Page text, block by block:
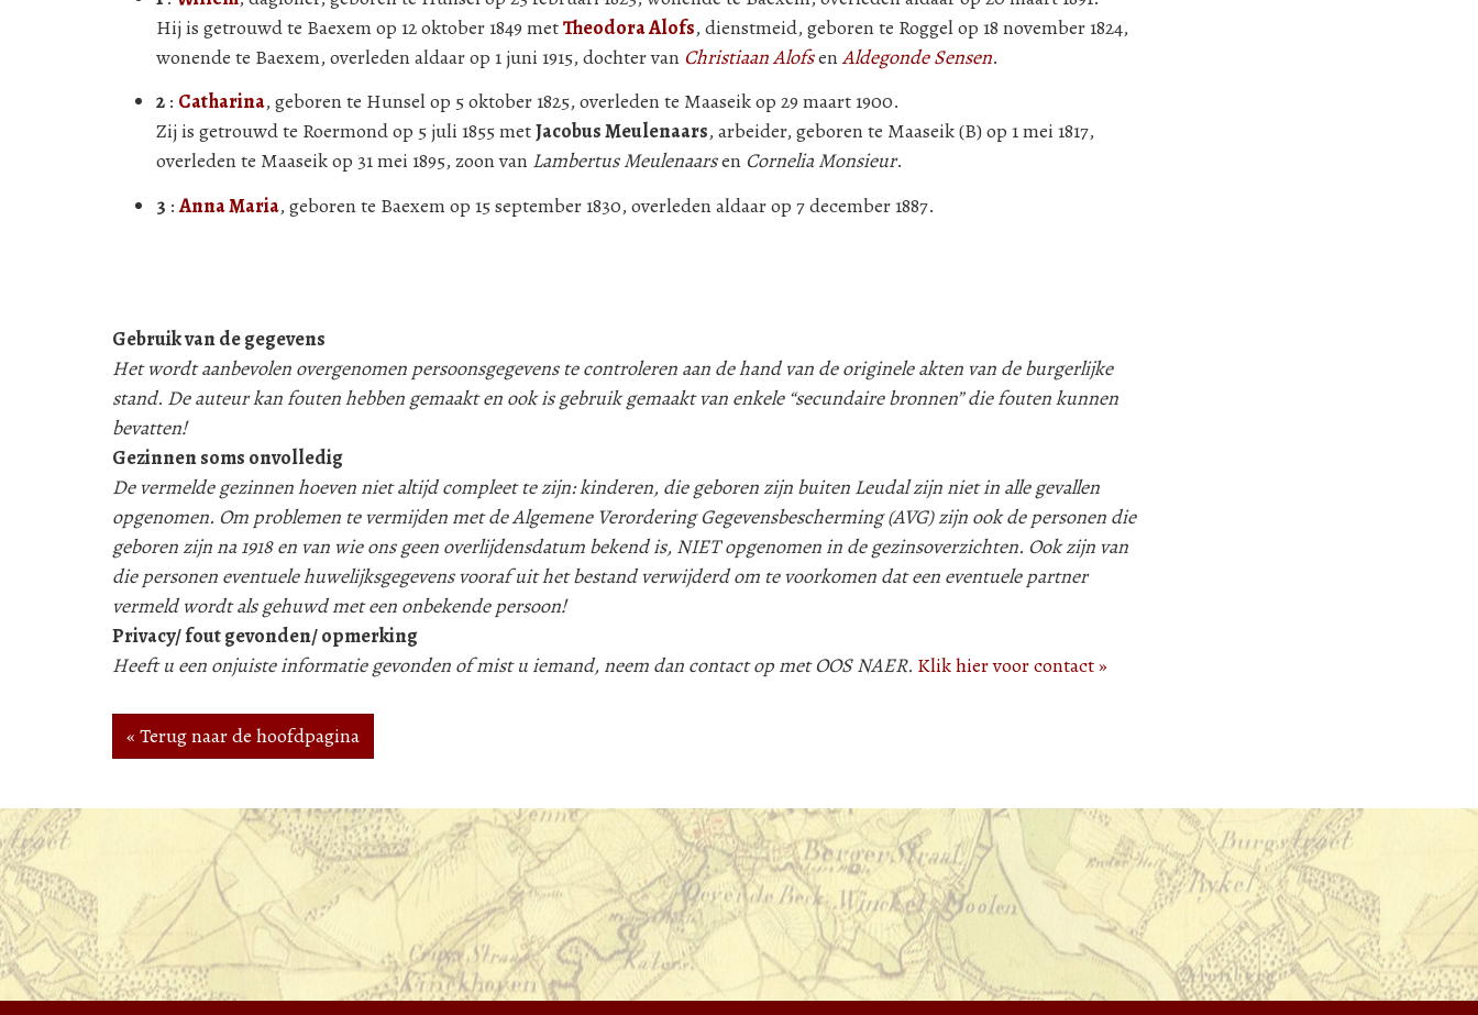
Hij is getrouwd te Baexem op 12 oktober 1849 metTheodora Alofs, dienstmeid, geboren te Roggel op 18 november 1824,
wonende te Baexem, overleden aldaar op 1 juni 1915, dochter van Christiaan AlofsenAldegonde Sensen.
2 : Catharina, geboren te Hunsel op 5 oktober 1825, overleden te Maaseik op 29 maart 1900.
Zij is getrouwd te Roermond op 5 juli 1855 metJacobus Meulenaars, arbeider, geboren te Maaseik (B) op 1 mei 1817,
overleden te Maaseik op 31 mei 1895, zoon van Lambertus Meulenaarsen Cornelia Monsieur.
3 :Anna Maria, geboren te Baexem op 15 september 1830, overleden aldaar op 7 december 1887.
Gebruik van de gegevens
Het wordt aanbevolen overgenomen persoonsgegevens te controleren aan de hand van de originele akten van de burgerlijke
stand. De auteur kan fouten hebben gemaakt en ook is gebruik gemaakt van enkele “secundaire bronnen” die fouten kunnen
bevatten!
Gezinnen soms onvolledig
De vermelde gezinnen hoeven niet altijd compleet te zijn: kinderen, die geboren zijn buiten Leudal zijn niet in alle gevallen
opgenomen. Om problemen te vermijden met de Algemene Verordering Gegevensbescherming (AVG) zijn ook de personen die
geboren zijn na 1918 en van wie ons geen overlijdensdatum bekend is, NIET opgenomen in de gezinsoverzichten. Ook zijn van
die personen eventuele huwelijksgegevens vooraf uit het bestand verwijderd om te voorkomen dat een eventuele partner
vermeld wordt als gehuwd met een onbekende persoon!
Privacy/ fout gevonden/ opmerking
Heeft u een onjuiste informatie gevonden of mist u iemand, neem dan contact op met OOS NAER. Klik hier voor contact »
« Terug naar de hoofdpagina